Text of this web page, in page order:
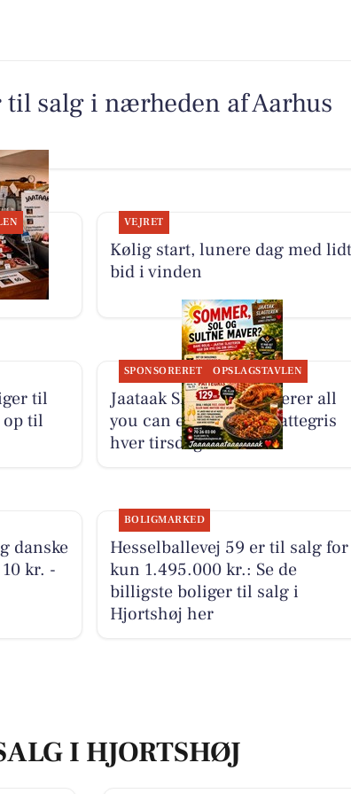
til salg i nærheden af Aarhus
og
VEJRET
Kølig start, lunere dag med lidt
bid i vinden
til
op til
SPONSORERET OPSLAGSTAVLEN
Jaataak Slagteren serverer all
you can eat helstegt pattegris
hver tirsdag
danske
kr. -
BOLIGMARKED
Hesselballevej 59 er til salg for
kun 1.495.000 kr.: Se de
billigste boliger til salg i
Hjortshøj her
I HJORTSHØJ